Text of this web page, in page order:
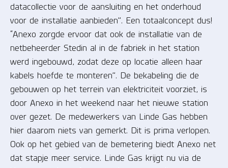
datacollectie voor de aansluiting en het onderhoud
voor de installatie aanbieden”. Een totaalconcept dus!
“Anexo zorgde ervoor dat ook de installatie van de
netbeheerder Stedin al in de fabriek in het station
werd ingebouwd, zodat deze op locatie alleen haar
kabels hoefde te monteren”. De bekabeling die de
gebouwen op het terrein van elektriciteit voorziet, is
door Anexo in het weekend naar het nieuwe station
over gezet. De medewerkers van Linde Gas hebben
hier daarom niets van gemerkt. Dit is prima verlopen.
Ook op het gebied van de bemetering biedt Anexo net
dat stapje meer service. Linde Gas krijgt nu via de